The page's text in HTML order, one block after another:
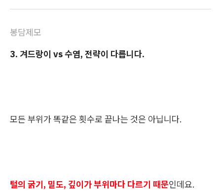
봉담제모
3. 겨드랑이 vs 수염, 전략이 다릅니다.
모든 부위가 똑같은 횟수로 끝나는 것은 아닙니다.
털의 굵기, 밀도, 깊이가 부위마다 다르기 때문인데요.